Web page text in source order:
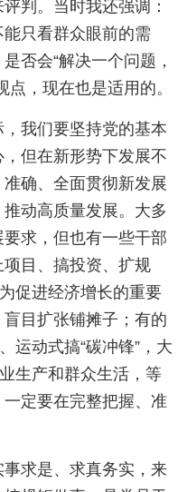
判。当时我还强调：
只看群众眼前的需
否会“解决一个问题，
点，现在也是适用的。
我们要坚持党的基本
但在新形势下发展不
确、全面贯彻新发展
动高质量发展。大多
求，但也有一些干部
目、搞投资、扩规
促进经济增长的重要
目扩张铺摊子；有的
运动式搞“碳冲锋”，大
生产和群众生活，等
定要在完整把握、准
求是、求真务实，来